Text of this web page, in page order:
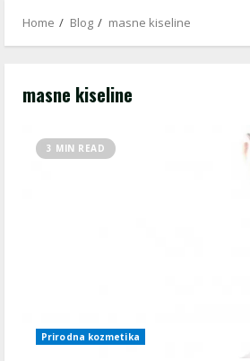
Home Blog masne kiseline
masne kiseline
3 MIN READ
Prirodna kozmetika